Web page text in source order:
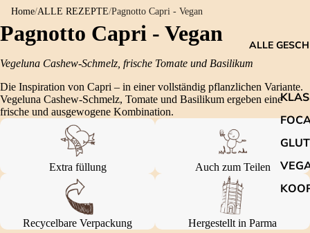
ALLE
Home/ALLE REZEPTE/Pagnotto Capri - Vegan
Pagnotto Capri - Vegan
Vegeluna Cashew-Schmelz, frische Tomate und Basilikum
Die Inspiration von Capri – in einer vollständig pflanzlichen Variante.
Vegeluna Cashew-Schmelz, Tomate und Basilikum ergeben eine
frische und ausgewogene Kombination.
Extra füllung Auch zum Teilen
Recycelbare Verpackung Hergestellt in Parma